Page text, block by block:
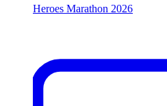
Heroes Marathon 2026